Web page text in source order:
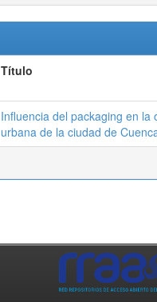
Título
Influencia del packaging en
urbana de la ciudad de